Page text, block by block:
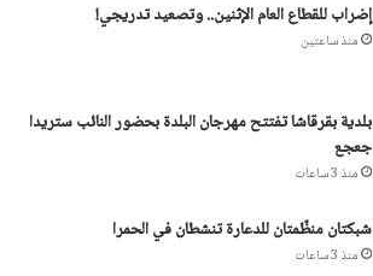
إضراب للقطاع العام الإثنين.. وتصعيد تدريجي!
منذ ساعتين
بلدية بقرقاشا تفتتح مهرجان البلدة بحضور النائب ستريدا
جعجع
منذ 3 ساعات
شبكتان منظّمتان للدعارة تنشطان في الحمرا
منذ 3 ساعات